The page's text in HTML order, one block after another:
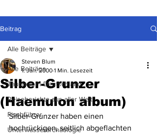
Beitrag
Alle Beiträge
Tauchen in Deutschland
Reiseberichte aus aller Welt
Fischführer
Unterwasserarchäologie
Alle Beiträge
Silber-Grunzer
(Haemulon album)
Steven Blum
1. Jan. 2000 1 Min. Lesezeit
Silber-Grunzer haben einen
hochrückigen, seitlich abgeflachten